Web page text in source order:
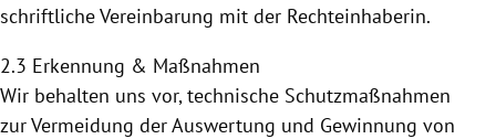
schriftliche Vereinbarung mit der Rechteinhaberin.
2.3 Erkennung & Maßnahmen
Wir behalten uns vor, technische Schutzmaßnahmen
zur Vermeidung der Auswertung und Gewinnung von